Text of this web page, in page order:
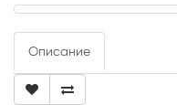
Описание